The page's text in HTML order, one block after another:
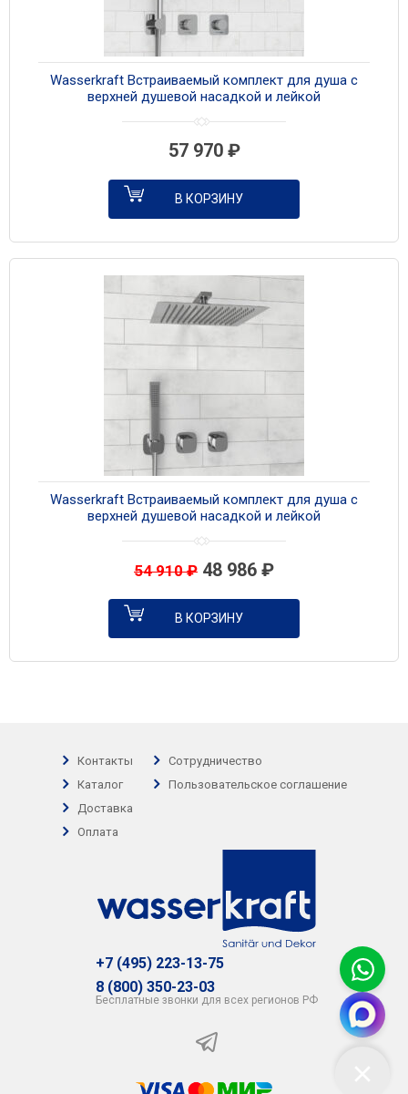
Wasserkraft Встраиваемый комплект для душа с
верхней душевой насадкой и лейкой
57 970 ₽
В КОРЗИНУ
Wasserkraft Встраиваемый комплект для душа с
верхней душевой насадкой и лейкой
54 910₽ 48 986 ₽
В КОРЗИНУ
Контакты
Каталог
Доставка
Оплата
Сотрудничество
Пользовательское соглашение
+7 (495) 223-13-75
8 (800) 350-23-03
Бесплатные звонки для всех регионов РФ